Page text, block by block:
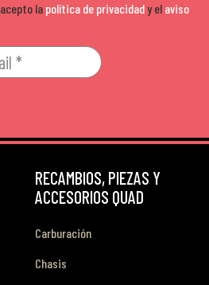
la política de privacidady el aviso
RECAMBIOS, PIEZAS Y
ACCESORIOS QUAD
Carburación
Chasis